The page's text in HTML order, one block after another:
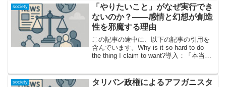
America Be Run...
society
「やりたいこと」がなぜ実行でき
ないのか？――感情と幻想が創造
性を邪魔する理由
この記事の途中に、以下の記事の引用を
含んでいます。Why is it so hard to do
the thing I claim to want?導入：「本当に
それ...
society
タリバン政権によるアフガニスタ